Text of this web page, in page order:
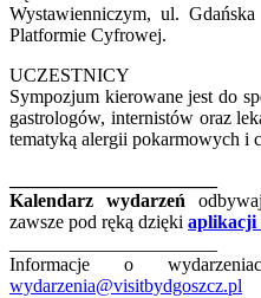
Wystawienniczym, ul.
Platformie Cyfrowej.
UCZESTNICY
Sympozjum kierowane jest do
gastrologów, internistów oraz
tematyką alergii pokarmowych i
Kalendarz wydarzeń
zawsze pod ręką dzięki aplikacji
Informacje o
wydarzenia@visitbydgoszcz.pl